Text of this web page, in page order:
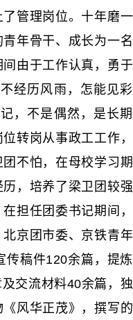
管理岗位。十年磨一
年骨干、成长为一名
由于工作认真，勇于
经历风雨，怎能见彩
，不是偶然，是长期
转岗从事政工工作，
不怕，在母校学习期
，培养了梁卫团较强
担任团委书记期间，
京团市委、京铁青年
传稿件120余篇，提炼
交流材料40余篇，独
风华正茂》，撰写的